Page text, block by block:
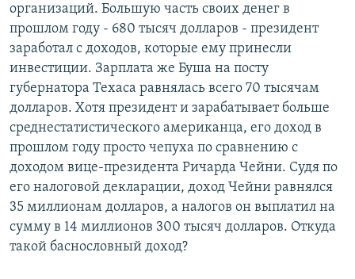
организаций. Большую часть своих денег в
прошлом году - 680 тысяч долларов - президент
заработал с доходов, которые ему принесли
инвестиции. Зарплата же Буша на посту
губернатора Техаса равнялась всего 70 тысячам
долларов. Хотя президент и зарабатывает больше
среднестатистического американца, его доход в
прошлом году просто чепуха по сравнению с
доходом вице-президента Ричарда Чейни. Судя по
его налоговой декларации, доход Чейни равнялся
35 миллионам долларов, а налогов он выплатил на
сумму в 14 миллионов 300 тысяч долларов. Откуда
такой баснословный доход?